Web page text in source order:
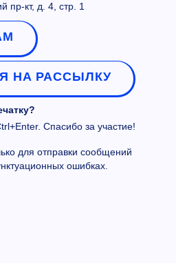
пр-кт, д. 4, стр. 1
НА РАССЫЛКУ
Спасибо за участие!
для отправки сообщений
ошибках.